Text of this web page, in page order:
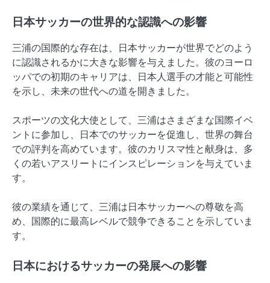
日本サッカーの世界的な認識への影響
三浦の国際的な存在は、日本サッカーが世界でどのよう
に認識されるかに大きな影響を与えました。彼のヨーロ
ッパでの初期のキャリアは、日本人選手の才能と可能性
を示し、未来の世代への道を開きました。
スポーツの文化大使として、三浦はさまざまな国際イベ
ントに参加し、日本でのサッカーを促進し、世界の舞台
での評判を高めています。彼のカリスマ性と献身は、多
くの若いアスリートにインスピレーションを与えていま
す。
彼の業績を通じて、三浦は日本サッカーへの尊敬を高
め、国際的に最高レベルで競争できることを示していま
す。
日本におけるサッカーの発展への影響